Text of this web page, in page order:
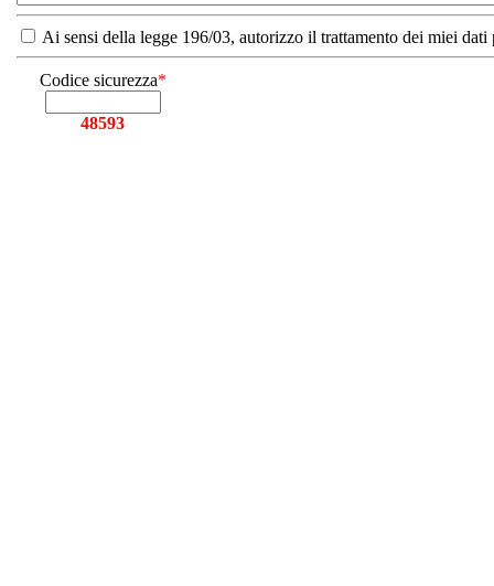
Ai sensi della legge 196/03, autorizzo il trattamento dei miei
Codice sicurezza*
48593